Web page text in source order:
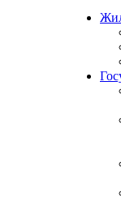
Проекты